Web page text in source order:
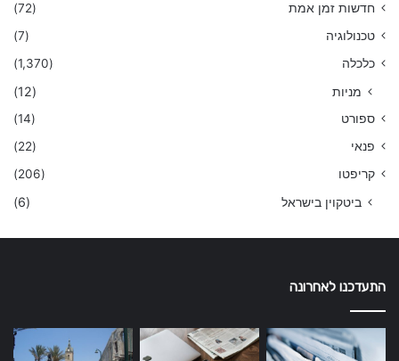
חדשות זמן אמת
(72)
טכנולוגיה
(7)
כלכלה
(1,370)
מניות (12)
ספורט
(14)
פנאי
(22)
קריפטו
(206)
ביטקוין בישראל (6)
התעדכנו לאחרונה